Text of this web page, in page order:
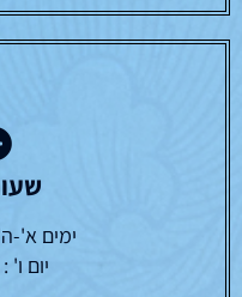
ימים א'-ה' : 14:00 -
יום ו' : 9:00 - 10:30